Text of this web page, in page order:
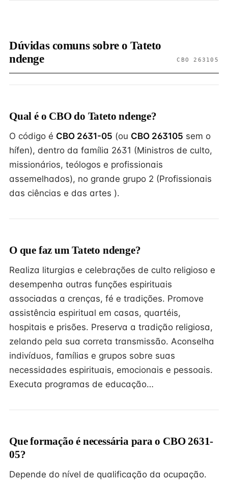
Dúvidas comuns sobre o Tateto
ndenge
CBO 263105
Qual é o CBO do Tateto ndenge?
O código é CBO 2631-05 (ou CBO 263105 sem o
hífen), dentro da família 2631 (Ministros de culto,
missionários, teólogos e profissionais
assemelhados), no grande grupo 2 (Profissionais
das ciências e das artes ).
O que faz um Tateto ndenge?
Realiza liturgias e celebrações de culto religioso e
desempenha outras funções espirituais
associadas a crenças, fé e tradições. Promove
assistência espiritual em casas, quartéis,
hospitais e prisões. Preserva a tradição religiosa,
zelando pela sua correta transmissão. Aconselha
indivíduos, famílias e grupos sobre suas
necessidades espirituais, emocionais e pessoais.
Executa programas de educação…
Que formação é necessária para o CBO 2631-
05?
Depende do nível de qualificação da ocupação.